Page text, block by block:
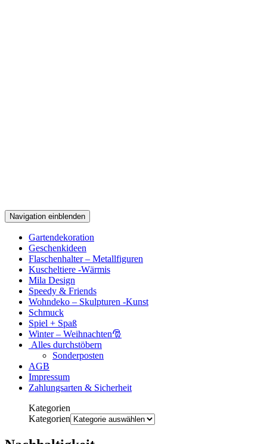
Navigation einblenden
Gartendekoration
Geschenkideen
Flaschenhalter – Metallfiguren
Kuscheltiere -Wärmis
Mila Design
Speedy & Friends
Wohndeko – Skulpturen -Kunst
Schmuck
Spiel + Spaß
Winter – Weihnachten🎅
Alles durchstöbern
Sonderposten
AGB
Impressum
Zahlungsarten & Sicherheit
Kategorien
Kategorien